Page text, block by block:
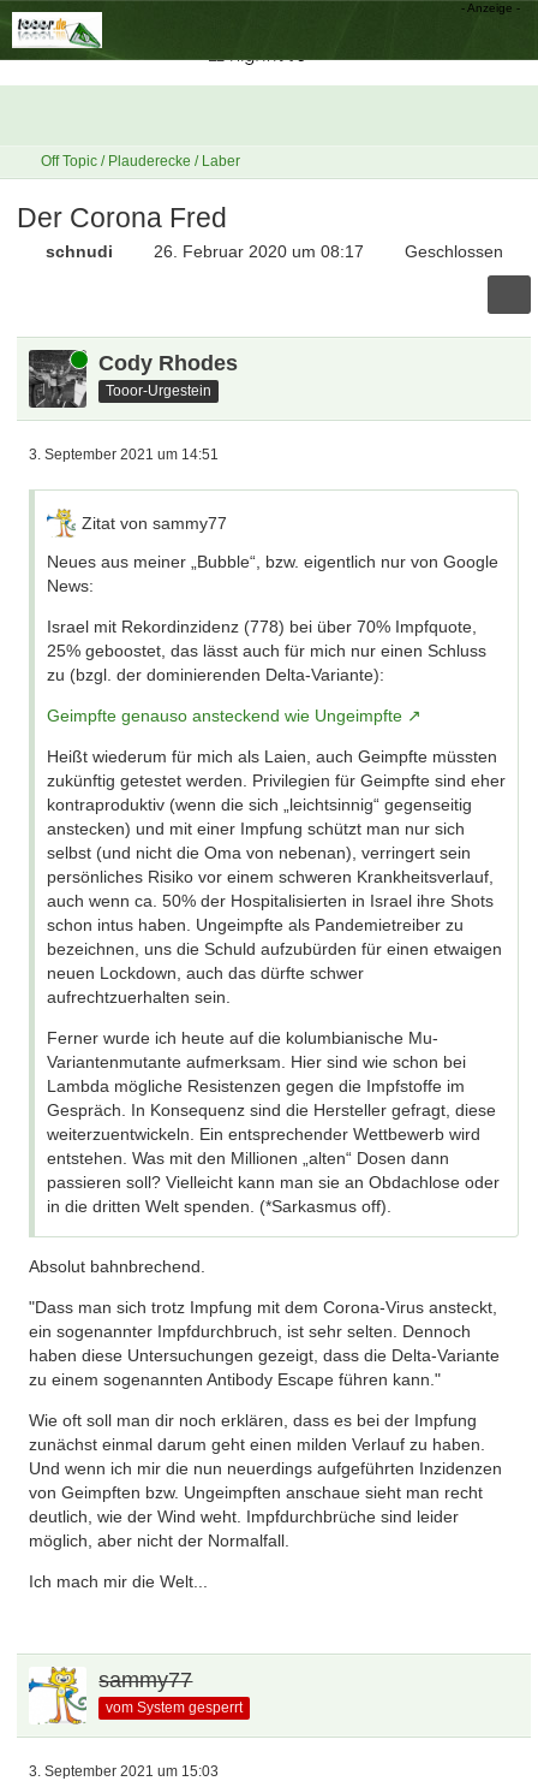
Off Topic / Plauderecke / Laber
Der Corona Fred
schnudi 26. Februar 2020 um 08:17 Geschlossen
Online Cody Rhodes
Tooor-Urgestein
3. September 2021 um 14:51
Zitat von sammy77
Neues aus meiner „Bubble“, bzw. eigentlich nur von Google
News:
Israel mit Rekordinzidenz (778) bei über 70% Impfquote,
25% geboostet, das lässt auch für mich nur einen Schluss
zu (bzgl. der dominierenden Delta-Variante):
Geimpfte genauso ansteckend wie Ungeimpfte
Heißt wiederum für mich als Laien, auch Geimpfte müssten
zukünftig getestet werden. Privilegien für Geimpfte sind eher
kontraproduktiv (wenn die sich „leichtsinnig“ gegenseitig
anstecken) und mit einer Impfung schützt man nur sich
selbst (und nicht die Oma von nebenan), verringert sein
persönliches Risiko vor einem schweren Krankheitsverlauf,
auch wenn ca. 50% der Hospitalisierten in Israel ihre Shots
schon intus haben. Ungeimpfte als Pandemietreiber zu
bezeichnen, uns die Schuld aufzubürden für einen etwaigen
neuen Lockdown, auch das dürfte schwer
aufrechtzuerhalten sein.
Ferner wurde ich heute auf die kolumbianische Mu-
Variantenmutante aufmerksam. Hier sind wie schon bei
Lambda mögliche Resistenzen gegen die Impfstoffe im
Gespräch. In Konsequenz sind die Hersteller gefragt, diese
weiterzuentwickeln. Ein entsprechender Wettbewerb wird
entstehen. Was mit den Millionen „alten“ Dosen dann
passieren soll? Vielleicht kann man sie an Obdachlose oder
in die dritten Welt spenden. (*Sarkasmus off).
Absolut bahnbrechend.
"Dass man sich trotz Impfung mit dem Corona-Virus ansteckt,
ein sogenannter Impfdurchbruch, ist sehr selten. Dennoch
haben diese Untersuchungen gezeigt, dass die Delta-Variante
zu einem sogenannten Antibody Escape führen kann."
Wie oft soll man dir noch erklären, dass es bei der Impfung
zunächst einmal darum geht einen milden Verlauf zu haben.
Und wenn ich mir die nun neuerdings aufgeführten Inzidenzen
von Geimpften bzw. Ungeimpften anschaue sieht man recht
deutlich, wie der Wind weht. Impfdurchbrüche sind leider
möglich, aber nicht der Normalfall.
Ich mach mir die Welt...
sammy77
vom System gesperrt
3. September 2021 um 15:03